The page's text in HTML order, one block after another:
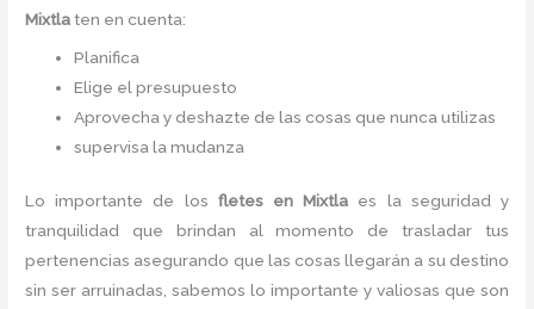
Mixtla ten en cuenta:
Planifica
Elige el presupuesto
Aprovecha y deshazte de las cosas que nunca utilizas
supervisa la mudanza
Lo importante de los fletes en Mixtla es la seguridad y
tranquilidad que brindan al momento de trasladar tus
pertenencias asegurando que las cosas llegarán a su destino
sin ser arruinadas, sabemos lo importante y valiosas que son